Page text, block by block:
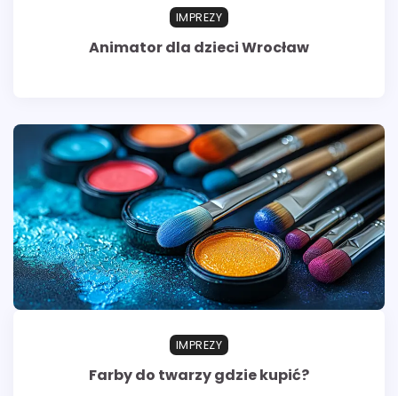
IMPREZY
Animator dla dzieci Wrocław
IMPREZY
Farby do twarzy gdzie kupić?